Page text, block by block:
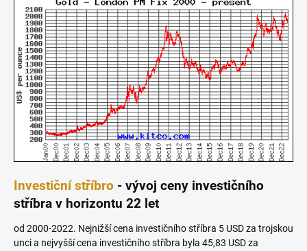
Investiční stříbro - vývoj ceny investičního
stříbra v horizontu 22 let
od 2000-2022. Nejnižší cena investičního stříbra 5 USD za trojskou
unci a nejvyšší cena investičního stříbra byla 45,83 USD za